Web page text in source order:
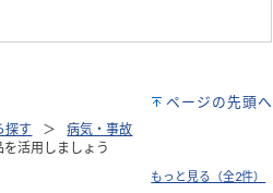
ページの先頭へ
探す
病気・事故
を活用しましょう
もっと見る（全2件）